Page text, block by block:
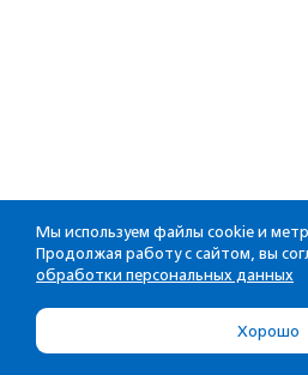
Мы используем файлы cookie и
Продолжая работу с сайтом, вы
обработки персональных данных
Хорошо